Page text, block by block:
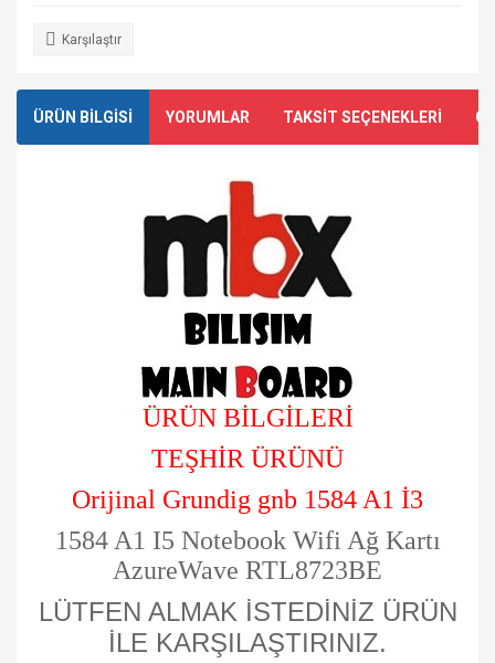
Karşılaştır
ÜRÜN BİLGİSİ YORUMLAR TAKSİT SEÇENEKLERİ
ÜRÜN BİLGİLERİ
TEŞHİR ÜRÜNÜ
Orijinal Grundig gnb 1584 A1 İ3
1584 A1 I5 Notebook Wifi Ağ Kartı
AzureWave RTL8723BE
LÜTFEN ALMAK İSTEDİNİZ ÜRÜN
İLE KARŞILAŞTIRINIZ.